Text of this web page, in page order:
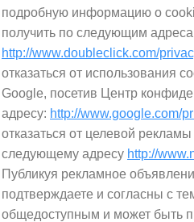
подробную информацию о
получить по следующим
http://www.doubleclick.com/
отказаться от использования
Google, посетив Центр
адресу: http://www.google.com/
отказаться от целевой
следующему адресу http://
Публикуя рекламное
подтверждаете и согласны с
общедоступным и может быть